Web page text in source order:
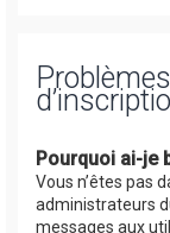
Pourquoi ai-je
Vous n’êtes pas
administrateurs
messages aux